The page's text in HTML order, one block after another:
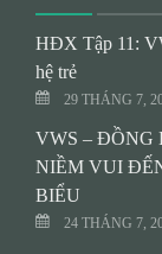
HĐX Tập 11:
hệ trẻ
29 THÁNG 7,
VWS – ĐỒNG
NIỀM VUI
BIỂU
24 THÁNG 7,